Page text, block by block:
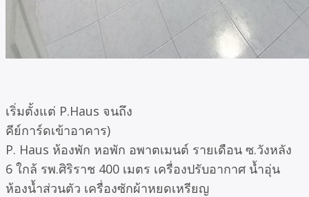
เริ่มตั้งแต่ P.Haus จนถึง
คีย์การ์ดเข้าอาคาร)
P. Haus ห้องพัก หอพัก อพาตเมนต์ รายเดือน ซ.วังหลัง
6 ใกล้ รพ.ศิริราช 400 เมตร เครื่องปรับอากาศ น้ำอุ่น
ห้องน้ำส่วนตัว เครื่องซักผ้าหยดเหรียญ